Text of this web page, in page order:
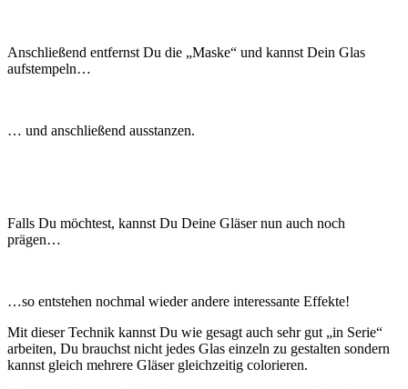
Anschließend entfernst Du die „Maske“ und kannst Dein Glas
aufstempeln…
… und anschließend ausstanzen.
Falls Du möchtest, kannst Du Deine Gläser nun auch noch
prägen…
…so entstehen nochmal wieder andere interessante Effekte!
Mit dieser Technik kannst Du wie gesagt auch sehr gut „in Serie“
arbeiten, Du brauchst nicht jedes Glas einzeln zu gestalten sondern
kannst gleich mehrere Gläser gleichzeitig colorieren.